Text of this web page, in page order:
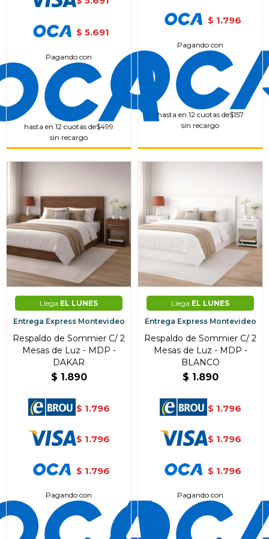
$ 5.691
Pagando con
hasta en 12 cuotas de$499
sin recargo
$ 1.796
Pagando con
hasta en 12 cuotas de$157
sin recargo
Llega EL LUNES
Entrega Express Montevideo
Respaldo de Sommier C/ 2
Mesas de Luz - MDP -
DAKAR
$ 1.890
$ 1.796
$ 1.796
$ 1.796
Pagando con
Llega EL LUNES
Entrega Express Montevideo
Respaldo de Sommier C/ 2
Mesas de Luz - MDP -
BLANCO
$ 1.890
$ 1.796
$ 1.796
$ 1.796
Pagando con